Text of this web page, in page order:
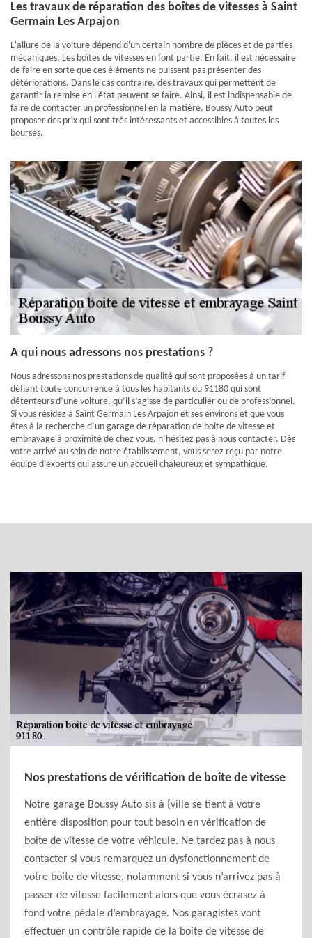
Les travaux de réparation des boîtes de vitesses à Saint
Germain Les Arpajon
L'allure de la voiture dépend d'un certain nombre de pièces et de parties
mécaniques. Les boîtes de vitesses en font partie. En fait, il est nécessaire
de faire en sorte que ces éléments ne puissent pas présenter des
détériorations. Dans le cas contraire, des travaux qui permettent de
garantir la remise en l'état peuvent se faire. Ainsi, il est indispensable de
faire de contacter un professionnel en la matière. Boussy Auto peut
proposer des prix qui sont très intéressants et accessibles à toutes les
bourses.
A qui nous adressons nos prestations ?
Nous adressons nos prestations de qualité qui sont proposées à un tarif
défiant toute concurrence à tous les habitants du 91180 qui sont
détenteurs d’une voiture, qu’il s’agisse de particulier ou de professionnel.
Si vous résidez à Saint Germain Les Arpajon et ses environs et que vous
êtes à la recherche d’un garage de réparation de boite de vitesse et
embrayage à proximité de chez vous, n’hésitez pas à nous contacter. Dès
votre arrivé au sein de notre établissement, vous serez reçu par notre
équipe d’experts qui assure un accueil chaleureux et sympathique.
Nos prestations de vérification de boite de vitesse
Notre garage Boussy Auto sis à {ville se tient à votre
entière disposition pour tout besoin en vérification de
boite de vitesse de votre véhicule. Ne tardez pas à nous
contacter si vous remarquez un dysfonctionnement de
votre boite de vitesse, notamment si vous n’arrivez pas à
passer de vitesse facilement alors que vous écrasez à
fond votre pédale d’embrayage. Nos garagistes vont
effectuer un contrôle rapide de la boite de vitesse de